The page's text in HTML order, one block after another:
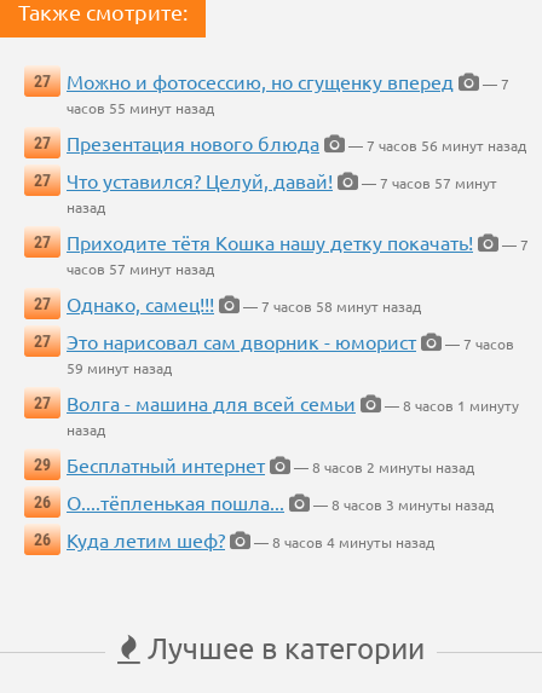
Также смотрите:
27 Можно и фотосессию, но сгущенку вперед
— 7
часов 55 минут назад
27
Презентация нового блюда
— 7 часов 56 минут назад
27
Что уставился? Целуй, давай!
— 7 часов 57 минут
назад
27
Приходите тётя Кошка нашу детку покачать!
— 7
часов 57 минут назад
27
Однако, самец!!!
— 7 часов 58 минут назад
27
Это нарисовал сам дворник - юморист
— 7 часов
59 минут назад
27
Волга - машина для всей семьи
— 8 часов 1 минуту
назад
29
Бесплатный интернет
— 8 часов 2 минуты назад
26
О....тёпленькая пошла...
— 8 часов 3 минуты назад
26
Куда летим шеф? — 8 часов 4 минуты назад
Лучшее в категории